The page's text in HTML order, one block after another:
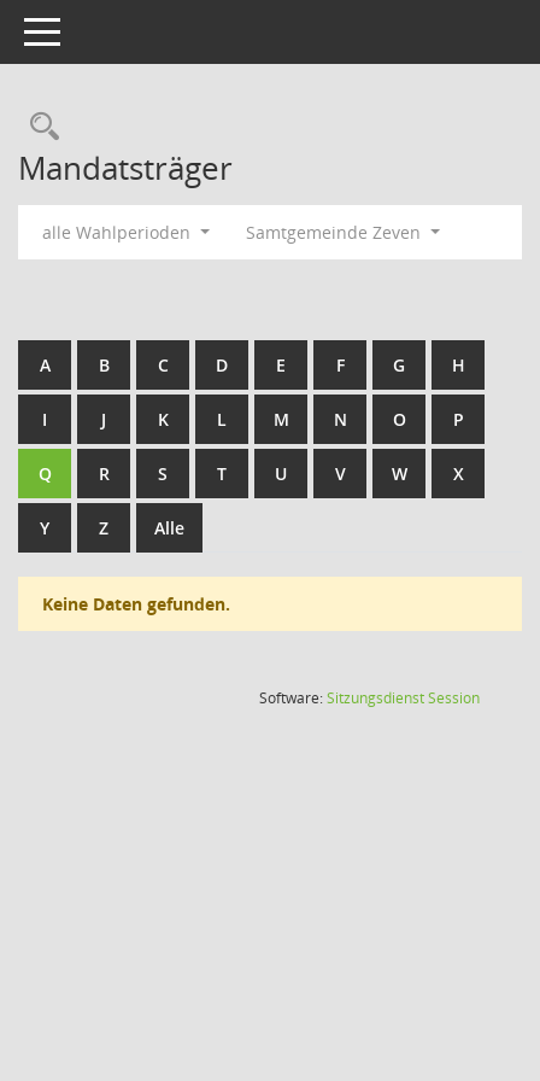
Toggle navigation
Rechercheauswahl
Mandatsträger
alle Wahlperioden Samtgemeinde Zeven
A B C D E F G H
I J K L M N O P
Q R S T U V W X
Y Z Alle
Keine Daten gefunden.
Software:SitzungsdienstSession(Wird in